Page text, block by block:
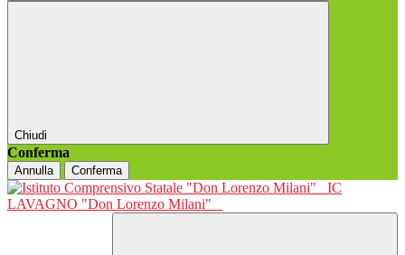
Chiudi
Conferma
Annulla Conferma
IC
LAVAGNO "Don Lorenzo Milani"